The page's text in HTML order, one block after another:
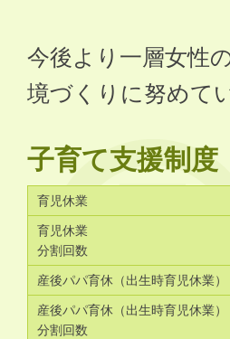
今後より一層女性
境づくりに努めて
子育て支援制度
育児休業
育児休業
分割回数
産後パパ育休（出生時育児休業）
産後パパ育休（出生時育児休業）
分割回数